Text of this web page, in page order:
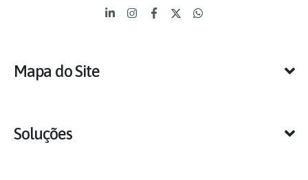
Mapa do Site
Soluções